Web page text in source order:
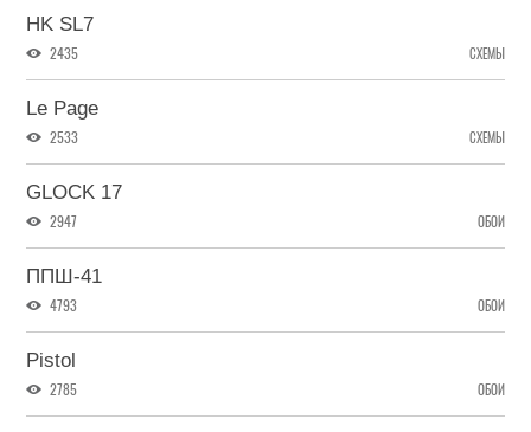
HK SL7
2435 СХЕМЫ
Le Page
2533 СХЕМЫ
GLOCK 17
2947 ОБОИ
ППШ-41
4793 ОБОИ
Pistol
2785 ОБОИ